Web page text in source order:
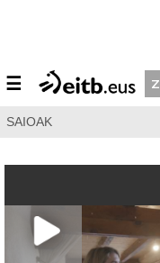
☰
SAIOAK